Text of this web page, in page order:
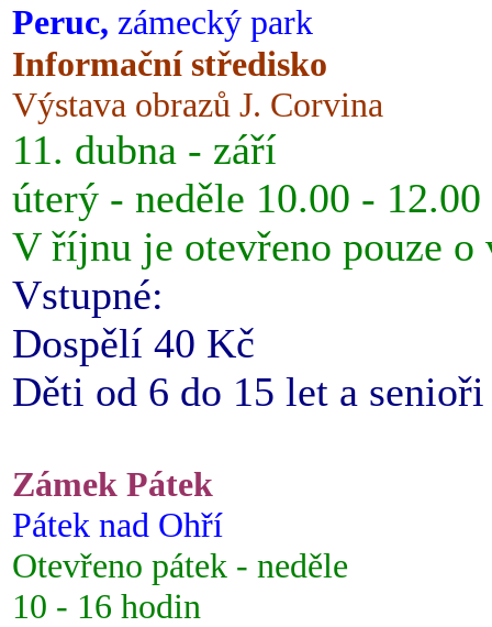
Peruc, zámecký park
Informační středisko
Výstava obrazů J. Corvina
11. dubna - září
úterý - neděle 10.00 -
V říjnu je otevřeno pouze o
Vstupné:
Dospělí 40 Kč
Děti od 6 do 15 let a
Zámek Pátek
Pátek nad Ohří
Otevřeno pátek - neděle
10 - 16 hodin